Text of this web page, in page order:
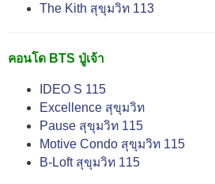
The Kith สุขุมวิท 113
คอนโด BTS ปู่เจ้า
IDEO S 115
Excellence สุขุมวิท
Pause สุขุมวิท 115
Motive Condo สุขุมวิท 115
B-Loft สุขุมวิท 115